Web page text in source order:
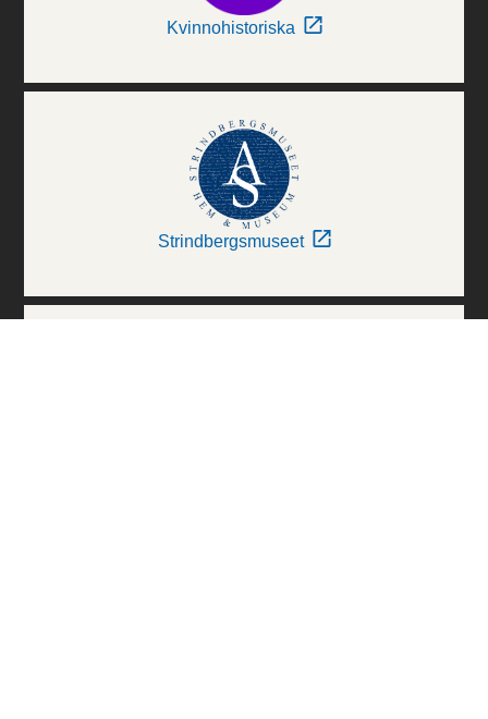
Kvinnohistoriska
Strindbergsmuseet